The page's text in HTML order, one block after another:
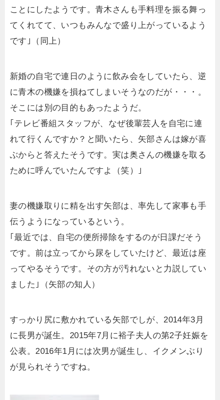
ことにしたようです。青木さんも手料理を振る舞っ
てくれてて、いつもみんなで盛り上がっているよう
です｣（同上）
新婚の自宅で連日のように飲み会をしていたら、逆
に青木の機嫌を損ねてしまいそうなのだが・・・。
そこには別の目的もあったようだ。
｢テレビ番組スタッフが、なぜ後輩芸人を自宅に連
れて行くんですか？と聞いたら、矢部さんは嫁が喜
ぶからと答えたそうです。実は奥さんの機嫌を取る
ために呼んでいたんですよ（笑）｣
妻の機嫌取りに精を出す矢部は、率先して家事も手
伝うようになっているという。
｢最近では、自宅の便所掃除をするのが日課だそう
です。前は立ってから尿をしていたけど、最近は座
ってやるそうです。その方が汚れないと力説してい
ました｣（矢部の知人）
すっかり尻に敷かれている矢部でしが、2014年3月
に長男が誕生。2015年7月に裕子夫人の第2子妊娠を
公表。2016年1月には次男が誕生し、イクメンぶり
が見られそうですね。